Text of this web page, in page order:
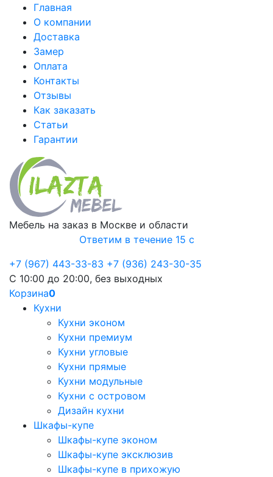
Главная
О компании
Доставка
Замер
Оплата
Контакты
Отзывы
Как заказать
Статьи
Гарантии
Мебель на заказ в Москве и области
Ответим в течение 15 с
+7 (967) 443-33-83 +7 (936) 243-30-35
С 10:00 до 20:00, без выходных
Корзина0
Кухни
Кухни эконом
Кухни премиум
Кухни угловые
Кухни прямые
Кухни модульные
Кухни с островом
Дизайн кухни
Шкафы-купе
Шкафы-купе эконом
Шкафы-купе эксклюзив
Шкафы-купе в прихожую